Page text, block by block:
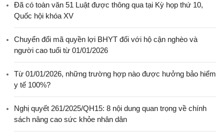
Đã có toàn văn 51 Luật được thông qua tại Kỳ họp thứ 10,
Quốc hội khóa XV
Chuyển đổi mã quyền lợi BHYT đối với hộ cận nghèo và
người cao tuổi từ 01/01/2026
Từ 01/01/2026, những trường hợp nào được hưởng bảo hiểm
y tế 100%?
Nghị quyết 261/2025/QH15: 8 nội dung quan trọng về chính
sách nâng cao sức khỏe nhân dân